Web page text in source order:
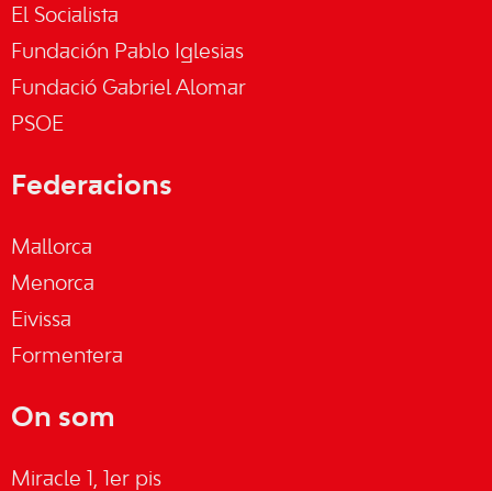
El Socialista
Fundación Pablo Iglesias
Fundació Gabriel Alomar
PSOE
Federacions
Mallorca
Menorca
Eivissa
Formentera
On som
Miracle 1, 1er pis